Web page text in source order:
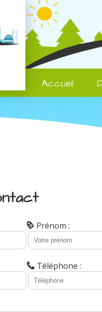
Accueil
Prénom :
Téléphone :